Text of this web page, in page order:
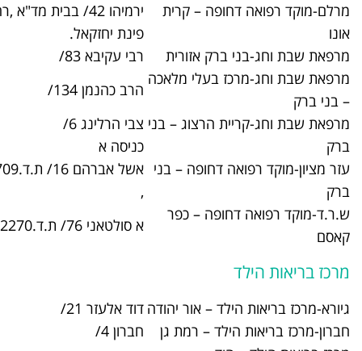
– קרית
ירמיהו 42/ בבית מד"א ,רח` ירמיהו
*03-5101
אזורית
רבי עקיבא 83/
03-5777210
בעלי מלאכה
הרב כהנמן 134/
03-6718210
הרצוג – בני
צבי הרלינג 6/
03-6155210
– בני
אשל אברהם 16/ ת.ד.2709
03-5742742
– כפר
א סולטאני 76/ ת.ד.2270 , 03-9370222
– אור יהודהדוד אלעזר 21/
03-5385212
– רמת גן
חברון 4/